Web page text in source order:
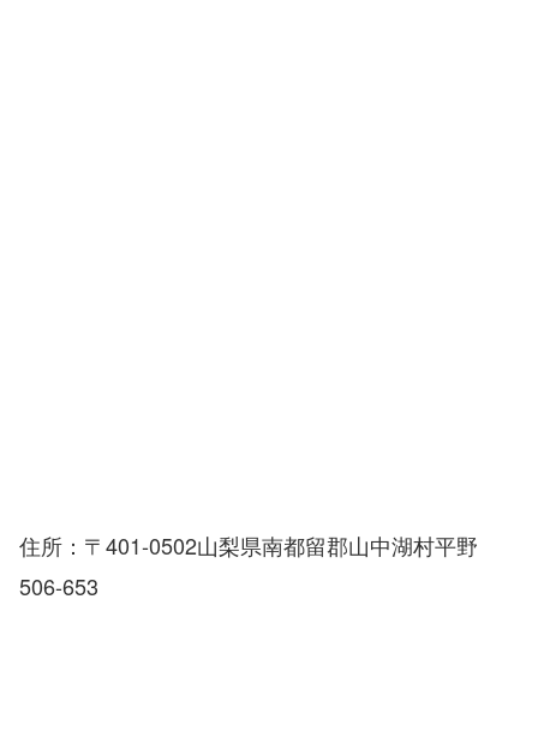
住所：〒401-0502山梨県南都留郡山中湖村平野
506-653